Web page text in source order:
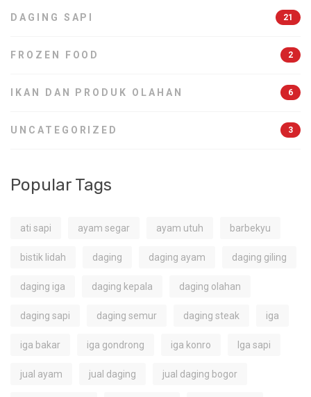
DAGING SAPI 21
FROZEN FOOD 2
IKAN DAN PRODUK OLAHAN 6
UNCATEGORIZED 3
Popular Tags
ati sapi ayam segar ayam utuh barbekyu
bistik lidah daging daging ayam daging giling
daging iga daging kepala daging olahan
daging sapi daging semur daging steak iga
iga bakar iga gondrong iga konro Iga sapi
jual ayam jual daging jual daging bogor